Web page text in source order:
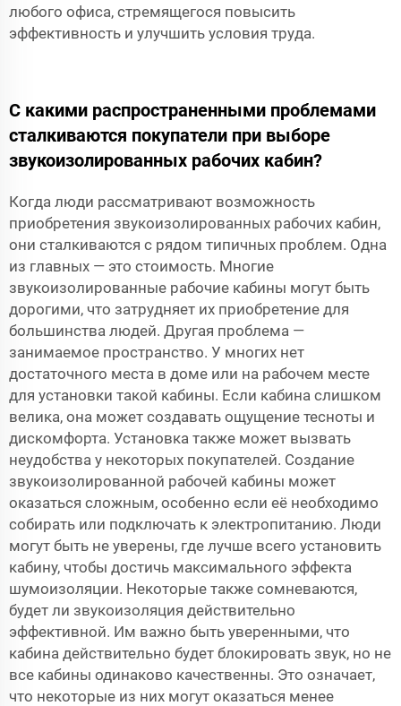
любого офиса, стремящегося повысить
эффективность и улучшить условия труда.
С какими распространенными проблемами
сталкиваются покупатели при выборе
звукоизолированных рабочих кабин?
Когда люди рассматривают возможность
приобретения звукоизолированных рабочих кабин,
они сталкиваются с рядом типичных проблем. Одна
из главных — это стоимость. Многие
звукоизолированные рабочие кабины могут быть
дорогими, что затрудняет их приобретение для
большинства людей. Другая проблема —
занимаемое пространство. У многих нет
достаточного места в доме или на рабочем месте
для установки такой кабины. Если кабина слишком
велика, она может создавать ощущение тесноты и
дискомфорта. Установка также может вызвать
неудобства у некоторых покупателей. Создание
звукоизолированной рабочей кабины может
оказаться сложным, особенно если её необходимо
собирать или подключать к электропитанию. Люди
могут быть не уверены, где лучше всего установить
кабину, чтобы достичь максимального эффекта
шумоизоляции. Некоторые также сомневаются,
будет ли звукоизоляция действительно
эффективной. Им важно быть уверенными, что
кабина действительно будет блокировать звук, но не
все кабины одинаково качественны. Это означает,
что некоторые из них могут оказаться менее